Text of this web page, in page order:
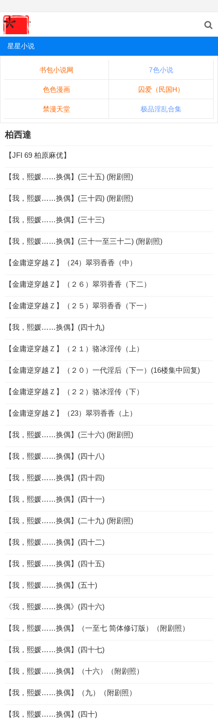
星星小说
书包小说网 7色小说
色色漫画 囚爱（民国H）
禁漫天堂 极品淫乱合集
柏西達
【JFI 69 柏原麻优】
【我，熙媛……换偶】(三十五) (附剧照)
【我，熙媛……换偶】(三十四) (附剧照)
【我，熙媛……换偶】(三十三)
【我，熙媛……换偶】(三十一至三十二) (附剧照)
【金庸逆穿越Ｚ】（24）翠羽香香（中）
【金庸逆穿越Ｚ】（２６）翠羽香香（下二）
【金庸逆穿越Ｚ】（２５）翠羽香香（下一）
【我，熙媛……换偶】(四十九)
【金庸逆穿越Ｚ】（２１）骆冰淫传（上）
【金庸逆穿越Ｚ】（２０）一代淫后（下一）(16楼集中回复)
【金庸逆穿越Ｚ】（２２）骆冰淫传（下）
【金庸逆穿越Ｚ】（23）翠羽香香（上）
【我，熙媛……换偶】(三十六) (附剧照)
【我，熙媛……换偶】(四十八)
【我，熙媛……换偶】(四十四)
【我，熙媛……换偶】(四十一)
【我，熙媛……换偶】(二十九) (附剧照)
【我，熙媛……换偶】(四十二)
【我，熙媛……换偶】(四十五)
【我，熙媛……换偶】(五十)
《我，熙媛……换偶》(四十六)
【我，熙媛……换偶】（一至七 简体修订版）（附剧照）
【我，熙媛……换偶】(四十七)
【我，熙媛……换偶】（十六）（附剧照）
【我，熙媛……换偶】（九）（附剧照）
【我，熙媛……换偶】(四十)